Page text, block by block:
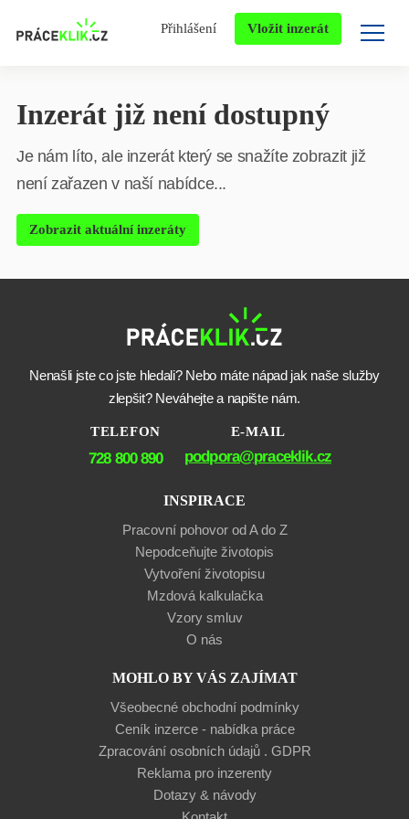
Přihlášení Vložit inzerát
Inzerát již není dostupný
Je nám líto, ale inzerát který se snažíte zobrazit již
není zařazen v naší nabídce...
Zobrazit aktuální inzeráty
Nenašli jste co jste hledali? Nebo máte nápad jak naše služby
zlepšit? Neváhejte a napište nám.
TELEFON
728 800 890
E-MAIL
podpora@praceklik.cz
INSPIRACE
Pracovní pohovor od A do Z
Nepodceňujte životopis
Vytvoření životopisu
Mzdová kalkulačka
Vzory smluv
O nás
MOHLO BY VÁS ZAJÍMAT
Všeobecné obchodní podmínky
Ceník inzerce - nabídka práce
Zpracování osobních údajů . GDPR
Reklama pro inzerenty
Dotazy & návody